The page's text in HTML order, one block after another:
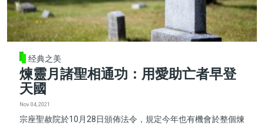
经典之美
煉靈月諸聖相通功：用愛助亡者早登
天國
Nov 04, 2021
宗座聖赦院於10月28日頒佈法令，規定今年也有機會於整個煉